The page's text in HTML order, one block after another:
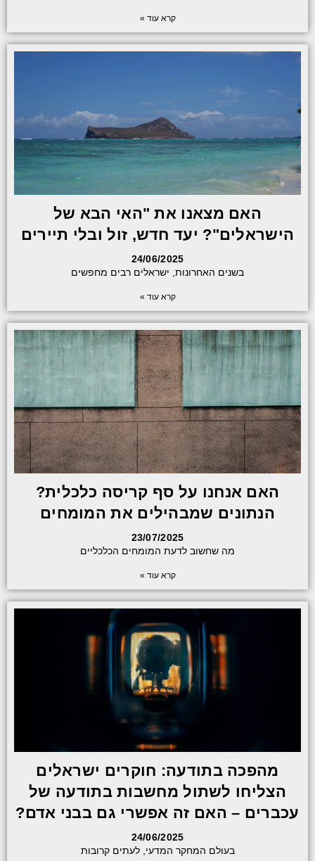
קרא עוד »
האם מצאנו את "האי הבא של
הישראלים"? יעד חדש, זול ובלי תיירים
24/06/2025
בשנים האחרונות, ישראלים רבים מחפשים
קרא עוד »
האם אנחנו על סף קריסה כלכלית?
הנתונים שמבהילים את המומחים
23/07/2025
מה שחשוב לדעת המומחים הכלכליים
קרא עוד »
מהפכה בתודעה: חוקרים ישראלים
הצליחו לשתול מחשבות בתודעה של
עכברים – האם זה אפשרי גם בבני אדם?
24/06/2025
בעולם המחקר המדעי, לעתים קרובות